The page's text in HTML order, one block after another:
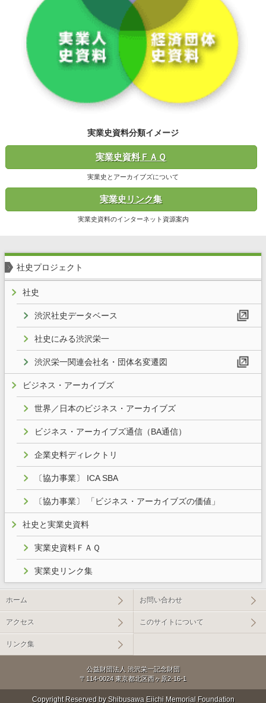
実業史資料分類イメージ
実業史資料ＦＡＱ
実業史とアーカイブズについて
実業史リンク集
実業史資料のインターネット資源案内
社史プロジェクト
社史
渋沢社史データベース
社史にみる渋沢栄一
渋沢栄一関連会社名・団体名変遷図
ビジネス・アーカイブズ
世界／日本のビジネス・アーカイブズ
ビジネス・アーカイブズ通信（BA通信）
企業史料ディレクトリ
〔協力事業〕 ICA SBA
〔協力事業〕 「ビジネス・アーカイブズの価値」
社史と実業史資料
実業史資料ＦＡＱ
実業史リンク集
ホーム お問い合わせ
アクセス このサイトについて
リンク集
公益財団法人 渋沢栄一記念財団
〒114-0024 東京都北区西ヶ原2-16-1
Copyright Reserved by Shibusawa Eiichi Memorial Foundation